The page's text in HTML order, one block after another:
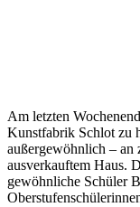
Am letzten
Kunstfabrik Schlot zu
außergewöhnlich – an
ausverkauftem Haus.
gewöhnliche Schüler